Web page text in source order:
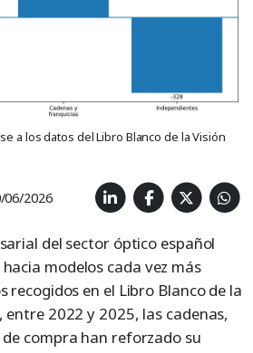
a los datos del Libro Blanco de la Visión
06/2026
del sector óptico español
modelos cada vez más
recogidos en el Libro Blanco de la
2022 y 2025, las cadenas,
compra han reforzado su